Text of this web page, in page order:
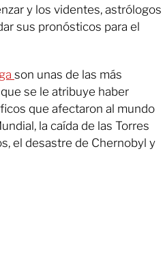
y los videntes, astrólogos
sus pronósticos para el
son unas de las más
se le atribuye haber
que afectaron al mundo
la caída de las Torres
el desastre de Chernobyl y